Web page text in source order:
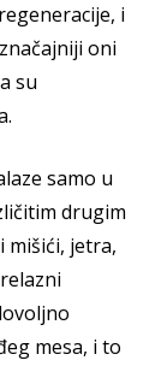
i
oni
su
samo u
drugim
jetra,
mesa, i to